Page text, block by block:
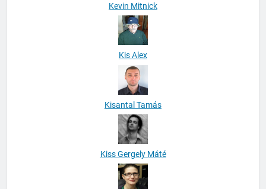
Kevin Mitnick
Kis Alex
Kisantal Tamás
Kiss Gergely Máté